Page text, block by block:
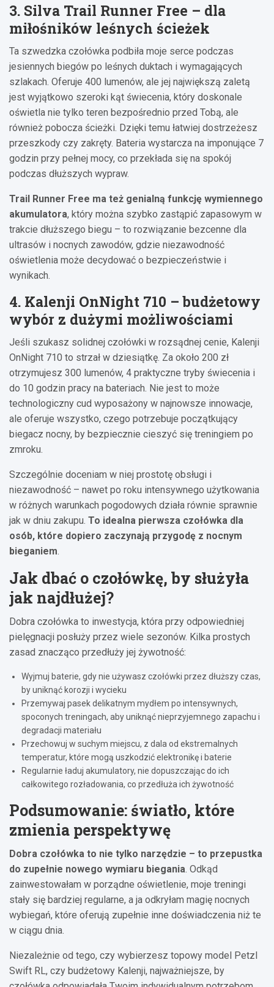
3. Silva Trail Runner Free – dla
miłośników leśnych ścieżek
Ta szwedzka czołówka podbiła moje serce podczas
jesiennych biegów po leśnych duktach i wymagających
szlakach. Oferuje 400 lumenów, ale jej największą zaletą
jest wyjątkowo szeroki kąt świecenia, który doskonale
oświetla nie tylko teren bezpośrednio przed Tobą, ale
również pobocza ścieżki. Dzięki temu łatwiej dostrzeżesz
przeszkody czy zakręty. Bateria wystarcza na imponujące 7
godzin przy pełnej mocy, co przekłada się na spokój
podczas dłuższych wypraw.
Trail Runner Free ma też genialną funkcję wymiennego
akumulatora, który można szybko zastąpić zapasowym w
trakcie dłuższego biegu – to rozwiązanie bezcenne dla
ultrasów i nocnych zawodów, gdzie niezawodność
oświetlenia może decydować o bezpieczeństwie i
wynikach.
4. Kalenji OnNight 710 – budżetowy
wybór z dużymi możliwościami
Jeśli szukasz solidnej czołówki w rozsądnej cenie, Kalenji
OnNight 710 to strzał w dziesiątkę. Za około 200 zł
otrzymujesz 300 lumenów, 4 praktyczne tryby świecenia i
do 10 godzin pracy na bateriach. Nie jest to może
technologiczny cud wyposażony w najnowsze innowacje,
ale oferuje wszystko, czego potrzebuje początkujący
biegacz nocny, by bezpiecznie cieszyć się treningiem po
zmroku.
Szczególnie doceniam w niej prostotę obsługi i
niezawodność – nawet po roku intensywnego użytkowania
w różnych warunkach pogodowych działa równie sprawnie
jak w dniu zakupu. To idealna pierwsza czołówka dla
osób, które dopiero zaczynają przygodę z nocnym
bieganiem.
Jak dbać o czołówkę, by służyła
jak najdłużej?
Dobra czołówka to inwestycja, która przy odpowiedniej
pielęgnacji posłuży przez wiele sezonów. Kilka prostych
zasad znacząco przedłuży jej żywotność:
Wyjmuj baterie, gdy nie używasz czołówki przez dłuższy czas,
by uniknąć korozji i wycieku
Przemywaj pasek delikatnym mydłem po intensywnych,
spoconych treningach, aby uniknąć nieprzyjemnego zapachu i
degradacji materiału
Przechowuj w suchym miejscu, z dala od ekstremalnych
temperatur, które mogą uszkodzić elektronikę i baterie
Regularnie ładuj akumulatory, nie dopuszczając do ich
całkowitego rozładowania, co przedłuża ich żywotność
Podsumowanie: światło, które
zmienia perspektywę
Dobra czołówka to nie tylko narzędzie – to przepustka
do zupełnie nowego wymiaru biegania. Odkąd
zainwestowałam w porządne oświetlenie, moje treningi
stały się bardziej regularne, a ja odkryłam magię nocnych
wybiegań, które oferują zupełnie inne doświadczenia niż te
w ciągu dnia.
Niezależnie od tego, czy wybierzesz topowy model Petzl
Swift RL, czy budżetowy Kalenji, najważniejsze, by